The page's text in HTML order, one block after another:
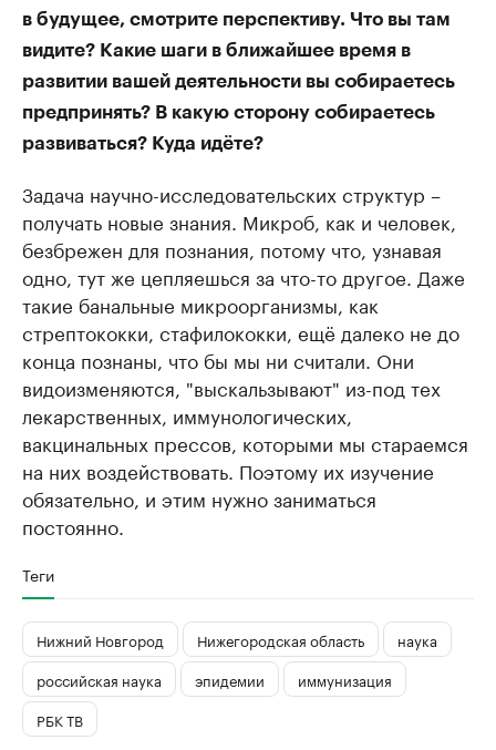
в будущее, смотрите перспективу. Что вы там
видите? Какие шаги в ближайшее время в
развитии вашей деятельности вы собираетесь
предпринять? В какую сторону собираетесь
развиваться? Куда идёте?
Задача научно-исследовательских структур –
получать новые знания. Микроб, как и человек,
безбрежен для познания, потому что, узнавая
одно, тут же цепляешься за что-то другое. Даже
такие банальные микроорганизмы, как
стрептококки, стафилококки, ещё далеко не до
конца познаны, что бы мы ни считали. Они
видоизменяются, "выскальзывают" из-под тех
лекарственных, иммунологических,
вакцинальных прессов, которыми мы стараемся
на них воздействовать. Поэтому их изучение
обязательно, и этим нужно заниматься
постоянно.
Теги
Нижний Новгород Нижегородская область
наука
российская наука
эпидемии
иммунизация
РБК ТВ